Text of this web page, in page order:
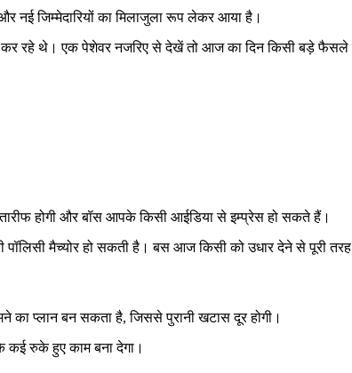
जिम्मेदारियों का मिलाजुला रूप लेकर आया है।
रहे थे। एक पेशेवर नजरिए से देखें तो आज का दिन किसी बड़े फैसले
होगी और बॉस आपके किसी आईडिया से इम्प्रेस हो सकते हैं।
मैच्योर हो सकती है। बस आज किसी को उधार देने से पूरी
प्लान बन सकता है, जिससे पुरानी खटास दूर होगी।
कई रुके हुए काम बना देगा।